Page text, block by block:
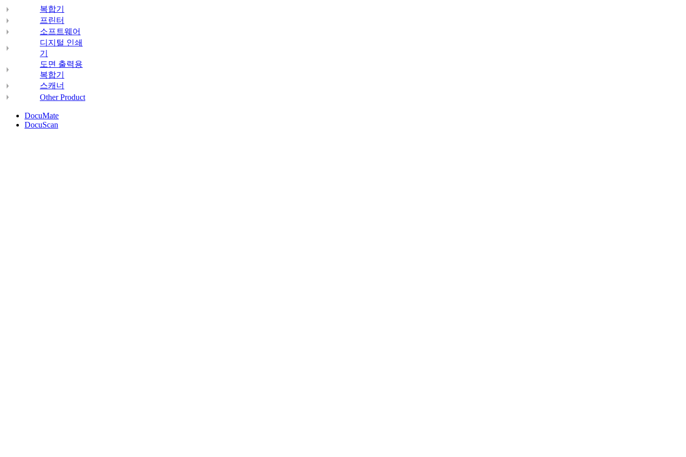
복합기
프린터
소프트웨어
디지털 인쇄
기
도면 출력용
복합기
스캐너
Other Product
DocuMate
DocuScan